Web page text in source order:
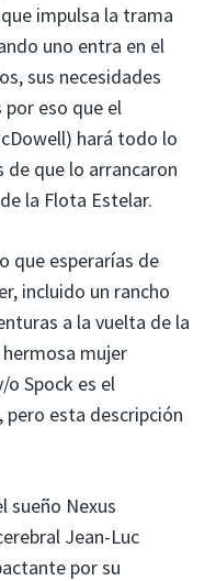
impulsa la trama
uno entra en el
sus necesidades
por eso que el
hará todo lo
de que lo arrancaron
la Flota Estelar.
que esperarías de
incluido un rancho
a la vuelta de la
mujer
o Spock es el
esta descripción
sueño Nexus
Jean-Luc
por su